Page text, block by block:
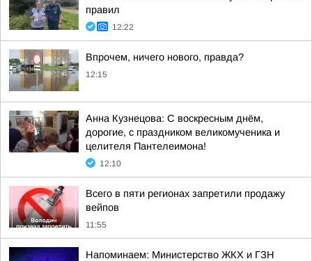
правил
12:22
Впрочем, ничего нового, правда?
12:15
Анна Кузнецова: С воскресным днём,
дорогие, с праздником великомученика и
целителя Пантелеимона!
12:10
Всего в пяти регионах запретили продажу
вейпов
11:55
Напоминаем: Министерство ЖКХ и ГЗН